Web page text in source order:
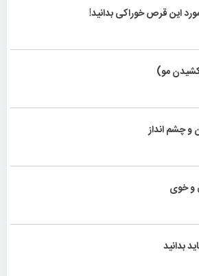
این قرص خوراکی بدانید!
کشیدن مو)
و چشم انداز
و خوی
بدانید